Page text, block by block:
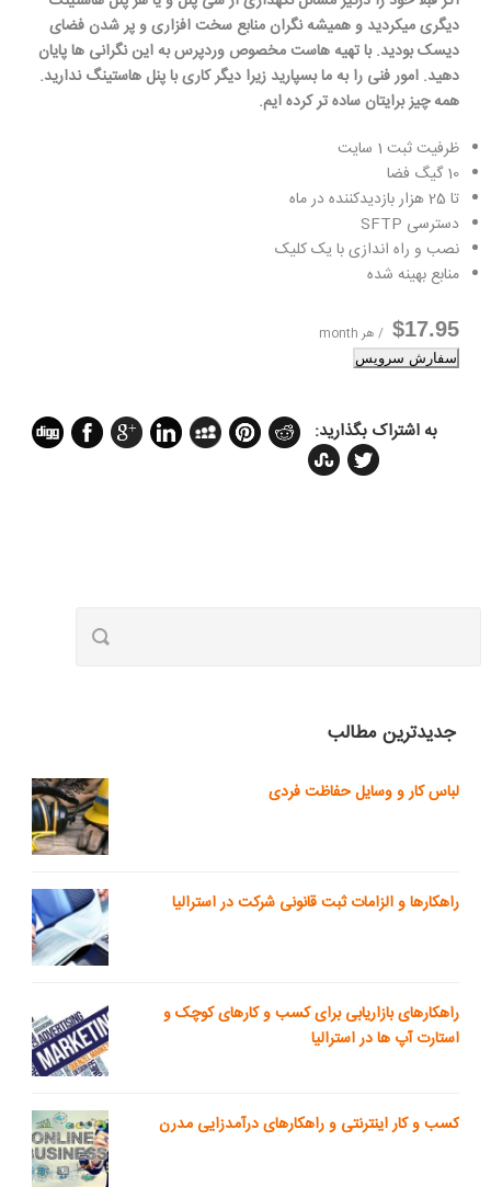
دیگری میکردید و همیشه نگران منابع سخت افزاری و پر شدن فضای
دیسک بودید. با تهیه هاست مخصوص وردپرس به این نگرانی ها پایان
دهید. امور فنی را به ما بسپارید زیرا دیگر کاری با پنل هاستینگ ندارید.
همه چیز برایتان ساده تر کرده ایم.
ظرفیت ثبت 1 سایت
10 گیگ فضا
تا 25 هزار بازدیدکننده در ماه
دسترسی SFTP
نصب و راه اندازی با یک کلیک
منابع بهینه شده
$17.95 / هر month
سفارش سرویس
به اشتراک بگذارید:
جدیدترین مطالب
لباس کار و وسایل حفاظت فردی
راهکارها و الزامات ثبت قانونی شرکت در استرالیا
راهکارهای بازاریابی برای کسب و کارهای کوچک و
استارت آپ ها در استرالیا
کسب و کار اینترنتی و راهکارهای درآمدزایی مدرن